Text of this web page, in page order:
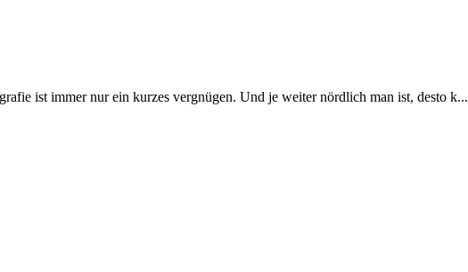
ist immer nur ein kurzes vergnügen. Und je weiter nördlich man ist, desto k...